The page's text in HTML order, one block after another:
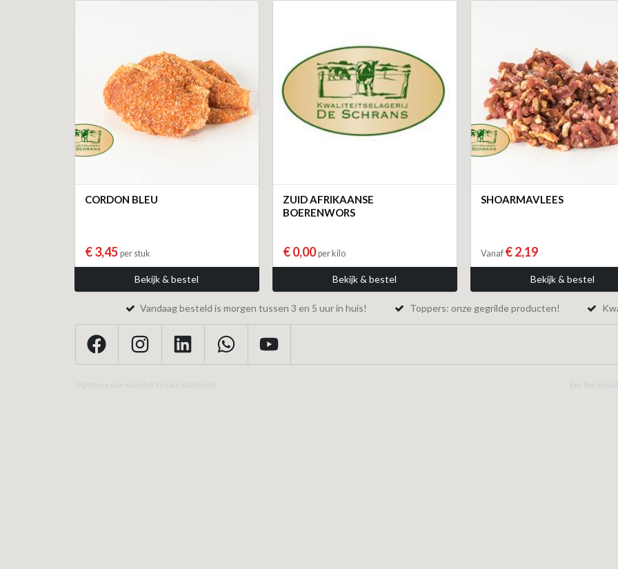
CORDON BLEU
€ 3,45 per stuk
Bekijk & bestel
ZUID AFRIKAANSE
BOERENWORS
€ 0,00per kilo
Bekijk & bestel
SHOARMAVLEES
Vanaf € 2,19
Bekijk & bestel
Vandaag besteld is morgen tussen 3 en 5 uur in huis! Toppers: onze gegrilde producten!